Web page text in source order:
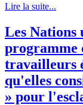
Lire la suite...
Les Nations
programme
travailleurs
qu'elles
» pour